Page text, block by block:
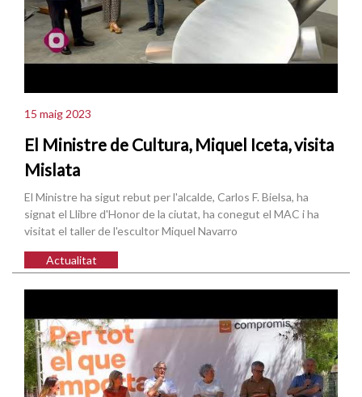
15 maig 2023
El Ministre de Cultura, Miquel Iceta, visita
Mislata
El Ministre ha sigut rebut per l'alcalde, Carlos F. Bielsa, ha
signat el Llibre d'Honor de la ciutat, ha conegut el MAC i ha
visitat el taller de l'escultor Miquel Navarro
Actualitat